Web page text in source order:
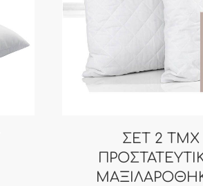
ΣΕΤ 2 ΤΜΧ